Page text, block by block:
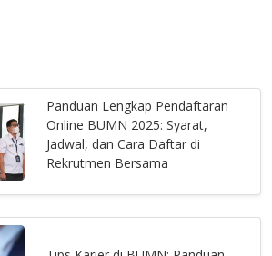
Panduan Lengkap Pendaftaran
Online BUMN 2025: Syarat,
Jadwal, dan Cara Daftar di
Rekrutmen Bersama